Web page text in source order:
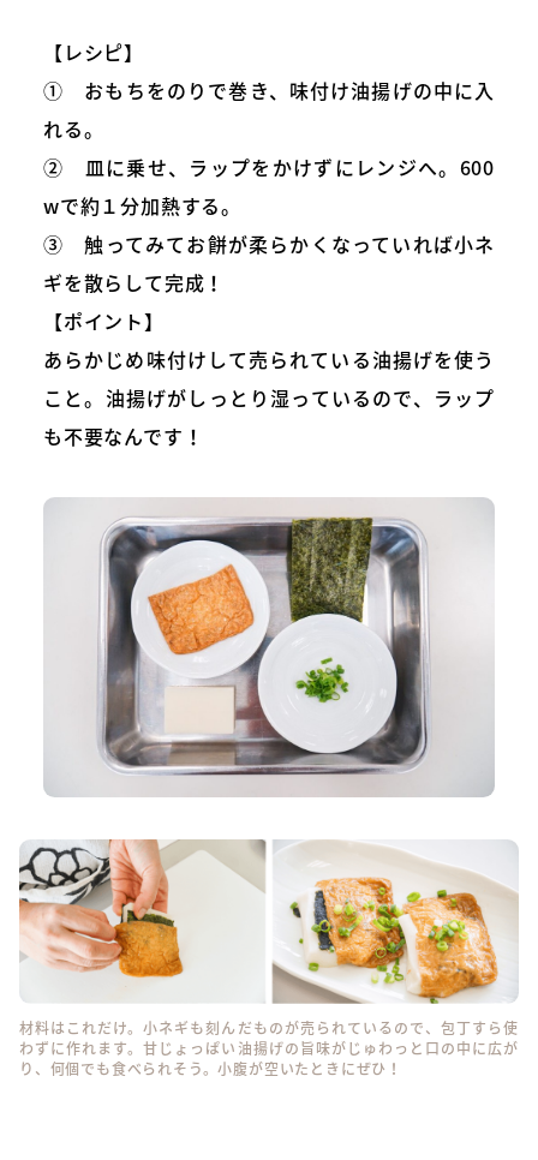
【レシピ】
① おもちをのりで巻き、味付け油揚げの中に入
れる。
② 皿に乗せ、ラップをかけずにレンジへ。600
wで約１分加熱する。
③ 触ってみてお餅が柔らかくなっていれば小ネ
ギを散らして完成！
【ポイント】
あらかじめ味付けして売られている油揚げを使う
こと。油揚げがしっとり湿っているので、ラップ
も不要なんです！
材料はこれだけ。小ネギも刻んだものが売られているので、包丁すら使
わずに作れます。甘じょっぱい油揚げの旨味がじゅわっと口の中に広が
り、何個でも食べられそう。小腹が空いたときにぜひ！